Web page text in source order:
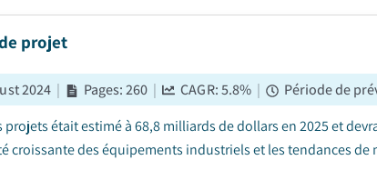
projet
2024 | Pages:260 | CAGR:5.8% | Période de
était estimé à 68,8 milliards de dollars en 2025 et
croissante des équipements industriels et les tendances